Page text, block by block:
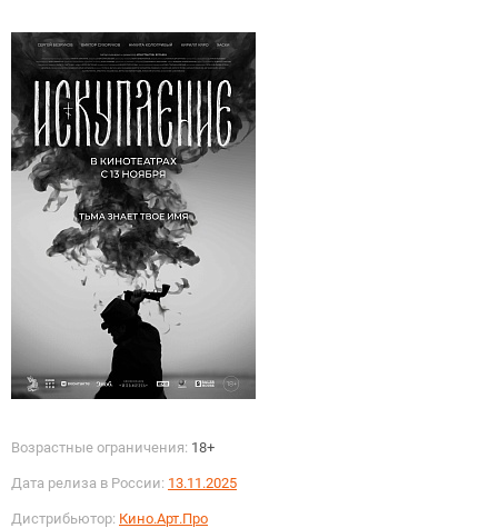
Возрастные ограничения: 18+
Дата релиза в России: 13.11.2025
Дистрибьютор: Кино.Арт.Про